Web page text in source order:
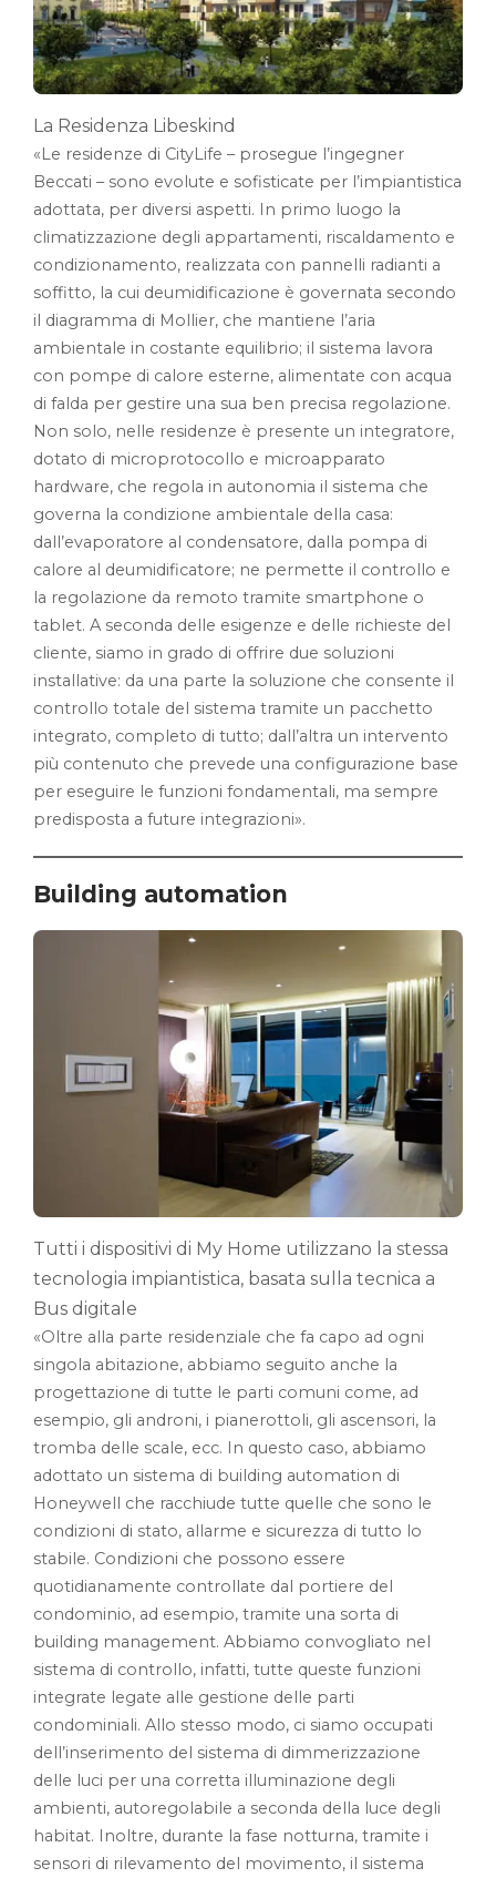
La Residenza Libeskind
«Le residenze di CityLife – prosegue l’ingegner
Beccati – sono evolute e sofisticate per l’impiantistica
adottata, per diversi aspetti. In primo luogo la
climatizzazione degli appartamenti, riscaldamento e
condizionamento, realizzata con pannelli radianti a
soffitto, la cui deumidificazione è governata secondo
il diagramma di Mollier, che mantiene l’aria
ambientale in costante equilibrio; il sistema lavora
con pompe di calore esterne, alimentate con acqua
di falda per gestire una sua ben precisa regolazione.
Non solo, nelle residenze è presente un integratore,
dotato di microprotocollo e microapparato
hardware, che regola in autonomia il sistema che
governa la condizione ambientale della casa:
dall’evaporatore al condensatore, dalla pompa di
calore al deumidificatore; ne permette il controllo e
la regolazione da remoto tramite smartphone o
tablet. A seconda delle esigenze e delle richieste del
cliente, siamo in grado di offrire due soluzioni
installative: da una parte la soluzione che consente il
controllo totale del sistema tramite un pacchetto
integrato, completo di tutto; dall’altra un intervento
più contenuto che prevede una configurazione base
per eseguire le funzioni fondamentali, ma sempre
predisposta a future integrazioni».
Building automation
Tutti i dispositivi di My Home utilizzano la stessa
tecnologia impiantistica, basata sulla tecnica a
Bus digitale
«Oltre alla parte residenziale che fa capo ad ogni
singola abitazione, abbiamo seguito anche la
progettazione di tutte le parti comuni come, ad
esempio, gli androni, i pianerottoli, gli ascensori, la
tromba delle scale, ecc. In questo caso, abbiamo
adottato un sistema di building automation di
Honeywell che racchiude tutte quelle che sono le
condizioni di stato, allarme e sicurezza di tutto lo
stabile. Condizioni che possono essere
quotidianamente controllate dal portiere del
condominio, ad esempio, tramite una sorta di
building management. Abbiamo convogliato nel
sistema di controllo, infatti, tutte queste funzioni
integrate legate alle gestione delle parti
condominiali. Allo stesso modo, ci siamo occupati
dell’inserimento del sistema di dimmerizzazione
delle luci per una corretta illuminazione degli
ambienti, autoregolabile a seconda della luce degli
habitat. Inoltre, durante la fase notturna, tramite i
sensori di rilevamento del movimento, il sistema